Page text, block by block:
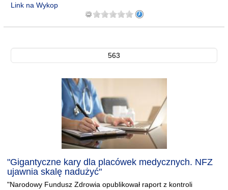
Link na Wykop
563
"Gigantyczne kary dla placówek medycznych. NFZ
ujawnia skalę nadużyć"
"Narodowy Fundusz Zdrowia opublikował raport z kontroli